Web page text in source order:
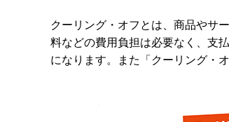
クーリング・オフとは、商品やサ
料などの費用負担は必要なく、支
になります。また「クーリング・